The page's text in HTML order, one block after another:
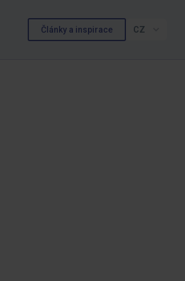
Články a inspirace CZ